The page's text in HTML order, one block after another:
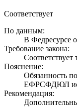
Соответствует
По данным:
В Федресурсе
Требование закона:
Пояснение:
Обязанность
ЕФРСФДЮЛ
Рекомендация: